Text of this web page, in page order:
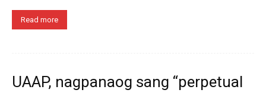
Read more
UAAP, nagpanaog sang “perpetual